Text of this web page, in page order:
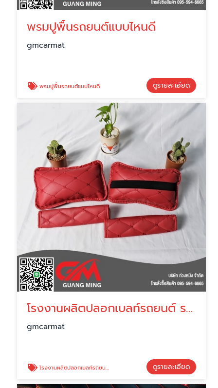
พรมปูพื้นรถยนต์แบบไหนดี
gmcarmat
พรมปูพื้นรถยนต์แบบไหนดี ดูรายละเอียด
โรงงานผลิตปลอกเบลท์รถยนต์ ราคาถูก
gmcarmat
โรงงานผลิตปลอกเบลท์รถยนต์ ราคาถูก ดูรายละเอียด